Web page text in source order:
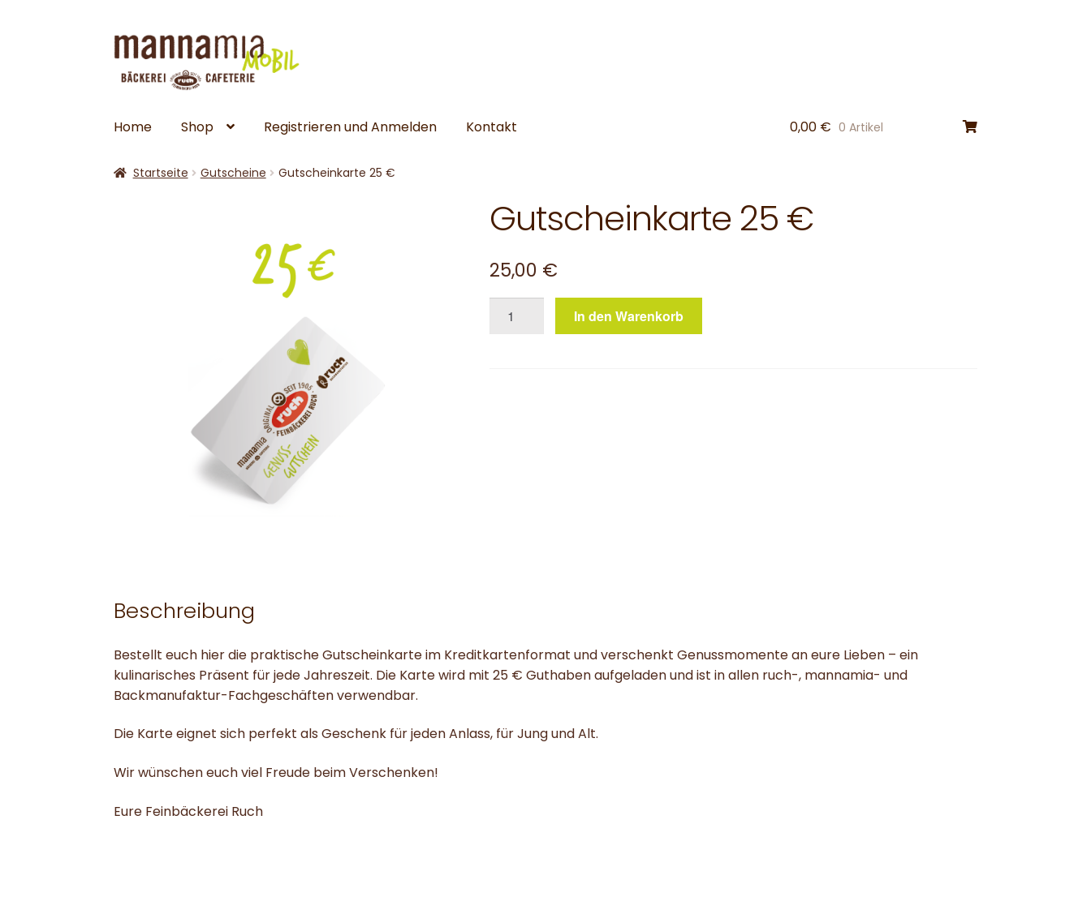
Zur
Navigation
springen
Zum
Inhalt
springen
Home Shop Registrieren und Anmelden Kontakt 0,00 € 0 Artikel
Startseite Gutscheine Gutscheinkarte 25 €
Gutscheinkarte 25 €
25,00 €
GutscheinkarteIn den Warenkorb
Beschreibung
Bestellt euch hier die praktische Gutscheinkarte im Kreditkartenformat und verschenkt Genussmomente an eure Lieben – ein
kulinarisches Präsent für jede Jahreszeit. Die Karte wird mit 25 € Guthaben aufgeladen und ist in allen ruch-, mannamia- und
Backmanufaktur-Fachgeschäften verwendbar.
Die Karte eignet sich perfekt als Geschenk für jeden Anlass, für Jung und Alt.
Wir wünschen euch viel Freude beim Verschenken!
Eure Feinbäckerei Ruch